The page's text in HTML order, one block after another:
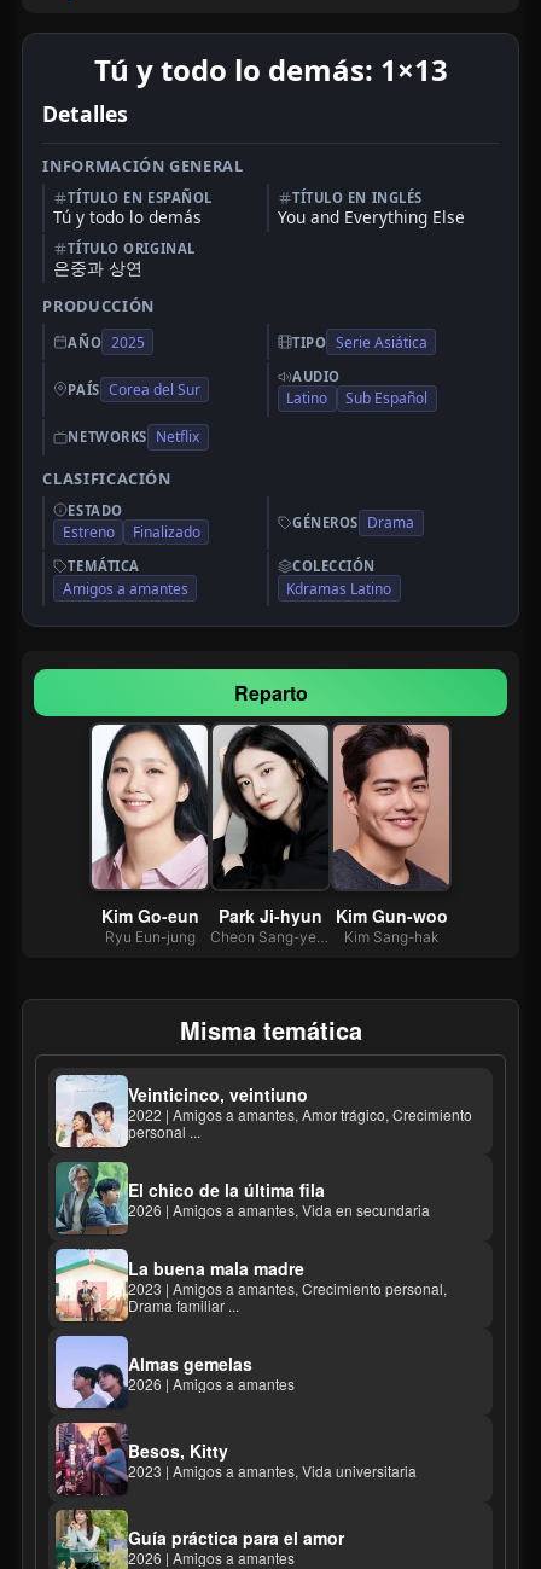
Tú y todo lo demás: 1×13
Detalles
INFORMACIÓN GENERAL
TÍTULO EN ESPAÑOL
Tú y todo lo demás
TÍTULO EN INGLÉS
You and Everything Else
TÍTULO ORIGINAL
은중과 상연
PRODUCCIÓN
AÑO 2025 TIPO Serie Asiática
PAÍS Corea del Sur
AUDIO
Latino Sub Español
NETWORKS Netflix
CLASIFICACIÓN
ESTADO
Estreno Finalizado GÉNEROS Drama
TEMÁTICA
Amigos a amantes
COLECCIÓN
Kdramas Latino
Reparto
Kim Go-eun
Ryu Eun-jung
Park Ji-hyun
Cheon Sang-yeon
Kim Gun-woo
Kim Sang-hak
Misma temática
Veinticinco, veintiuno
2022 | Amigos a amantes, Amor trágico, Crecimiento
personal ...
El chico de la última fila
2026 | Amigos a amantes, Vida en secundaria
La buena mala madre
2023 | Amigos a amantes, Crecimiento personal,
Drama familiar ...
Almas gemelas
2026 | Amigos a amantes
Besos, Kitty
2023 | Amigos a amantes, Vida universitaria
Guía práctica para el amor
2026 | Amigos a amantes